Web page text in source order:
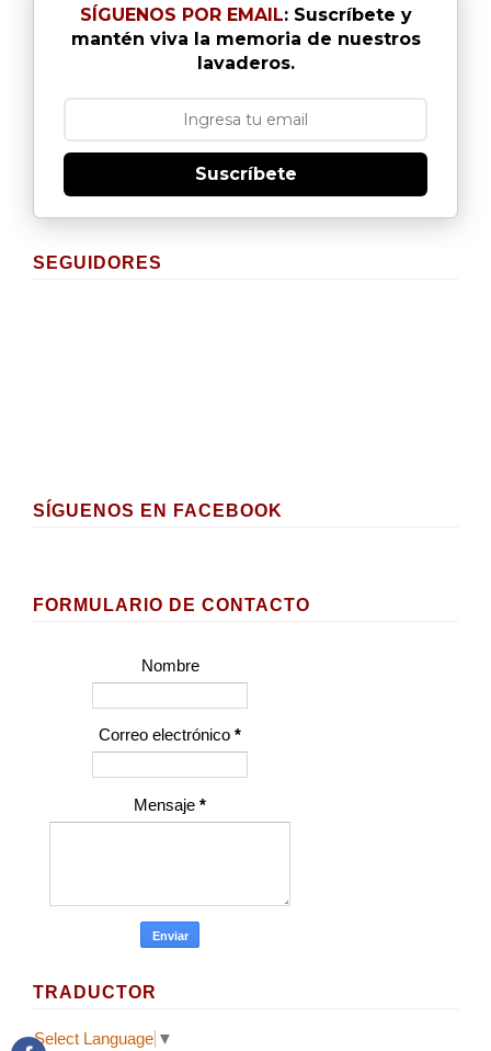
SÍGUENOS POR EMAIL: Suscríbete y
mantén viva la memoria de nuestros
lavaderos.
Suscríbete
SEGUIDORES
SÍGUENOS EN FACEBOOK
FORMULARIO DE CONTACTO
Nombre
Correo electrónico *
Mensaje *
TRADUCTOR
Select Language ▼